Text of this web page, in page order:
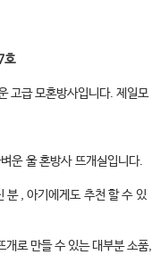
호
고급 모혼방사입니다. 제일모
운 울 혼방사 뜨개실입니다.
분 , 아기에게도 추천 할 수 있
로 만들 수 있는 대부분 소품,